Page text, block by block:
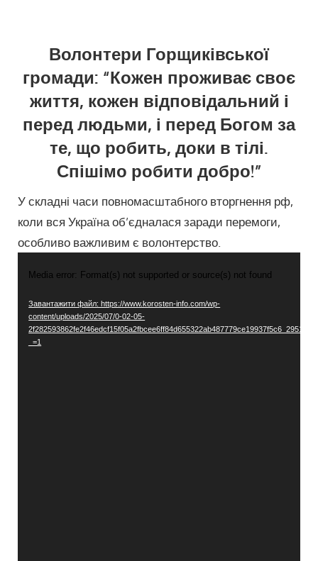
Волонтери Горщиківської
громади: “Кожен проживає своє
життя, кожен відповідальний і
перед людьми, і перед Богом за
те, що робить, доки в тілі.
Спішімо робити добро!”
У складні часи повномасштабного вторгнення рф,
коли вся Україна об’єдналася заради перемоги,
особливо важливим є волонтерство.
Media error: Format(s) not supported or source(s) not found
Завантажити файл: https://www.korosten-info.com/wp-
content/uploads/2025/07/0-02-05-
_=1